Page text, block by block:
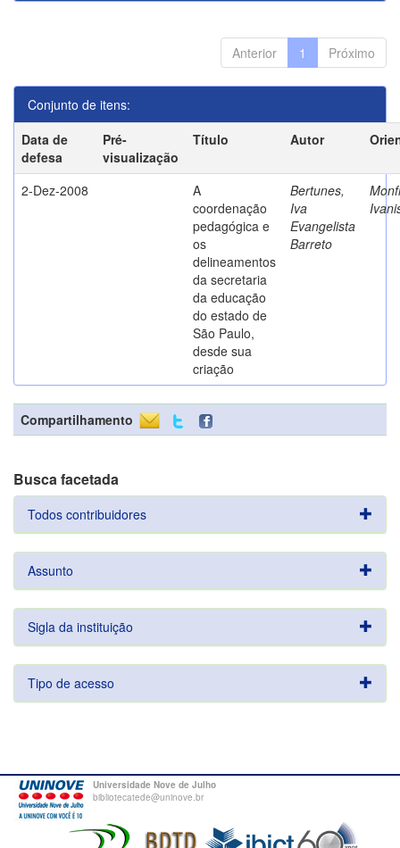
Anterior 1 Próximo
Conjunto de itens:
Data de
defesa
Pré-
visualização
Título Autor
2-Dez-2008
A
coordenação
pedagógica e
os
delineamentos
da secretaria
da educação
do estado de
São Paulo,
desde sua
criação
Bertunes,
Iva
Evangelista
Barreto
Compartilhamento
Busca facetada
Todos contribuidores
Assunto
Sigla da instituição
Tipo de acesso
Universidade Nove de Julho
bibliotecatede@uninove.br